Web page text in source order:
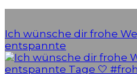
Ich wünsche dir frohe
entspannte